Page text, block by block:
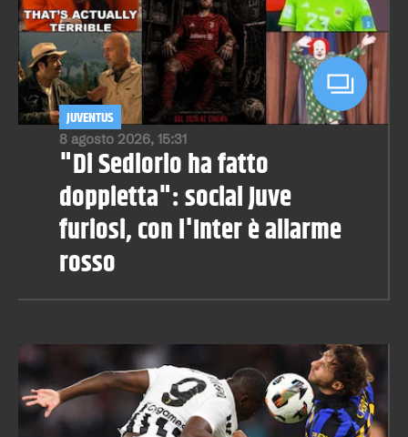
8 agosto 2026, 15:31
JUVENTUS
"Di Sediorio ha fatto
doppietta": social Juve
furiosi, con l'Inter è allarme
rosso